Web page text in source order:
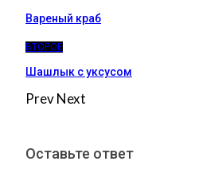
Вареный краб
ВТОРОЕ
Шашлык с уксусом
PrevNext
Оставьте ответ